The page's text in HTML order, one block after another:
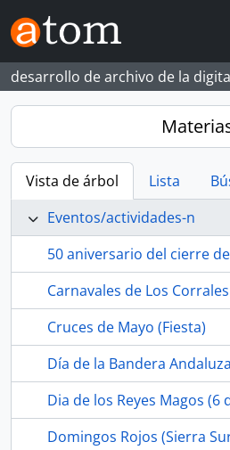
Skip to main content
desarrollo de archivo de la
Vista de árbol Lista
Eventos/actividades-n
Carnavales de Los
Cruces de Mayo (Fiesta)
Dia de los Reyes Magos (6
Domingos Rojos (Sierra